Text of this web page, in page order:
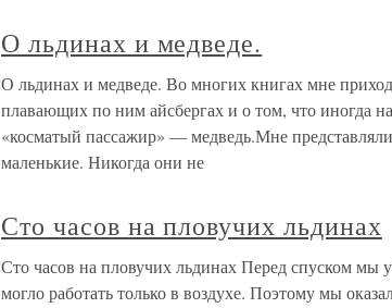
О льдинах и медведе.
О льдинах и медведе. Во многих книгах мне
плавающих по ним айсбергах и о том, что иногда
«косматый пассажир» — медведь.Мне
маленькие. Никогда они не
Сто часов на пловучих льдинах
Сто часов на пловучих льдинах Перед спуском мы
могло работать только в воздухе. Поэтому мы